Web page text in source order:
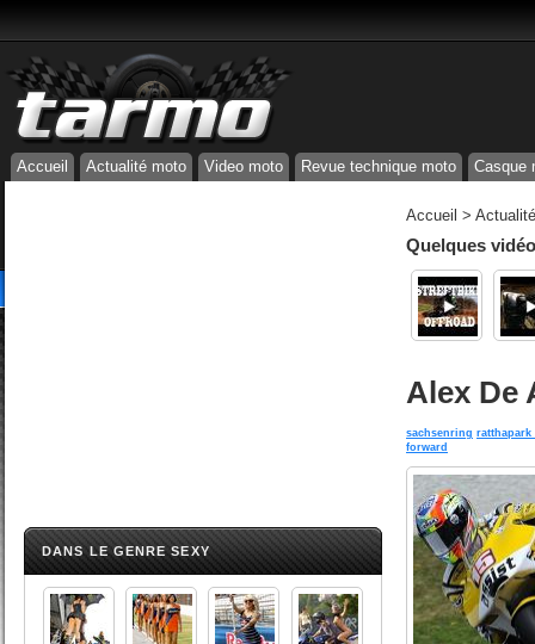
Accueil Actualité moto Video moto Revue technique moto Casque
DANS LE GENRE SEXY
Accueil >
Quelques
Alex De
sachsenring
forward